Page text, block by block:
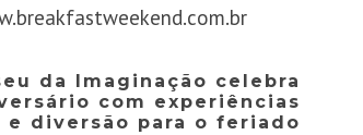
da Imaginação celebra
com experiências
e diversão para o feriado